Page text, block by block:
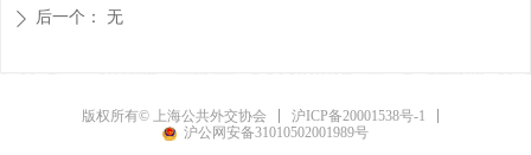
ꄲ 后一个： 无
版权所有© 上海公共外交协会
沪ICP备20001538号-1
沪公网安备31010502001989号